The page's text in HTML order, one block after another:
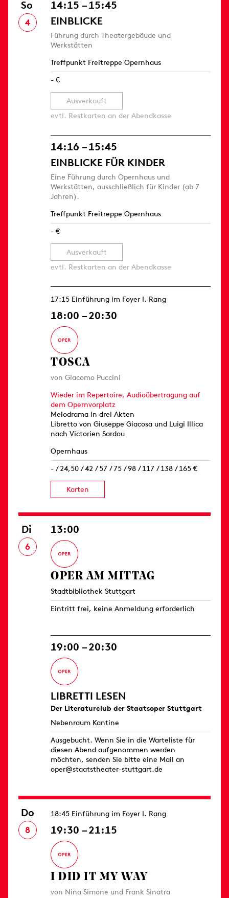
So
4
14:15 – 15:45
EINBLICKE
Führung durch Theatergebäude und
Werkstätten
Treffpunkt Freitreppe Opernhaus
- €
Ausverkauft
evtl. Restkarten an der Abendkasse
14:16 – 15:45
EINBLICKE FÜR KINDER
Eine Führung durch Opernhaus und
Werkstätten, ausschließlich für Kinder (ab 7
Jahren).
Treffpunkt Freitreppe Opernhaus
- €
Ausverkauft
evtl. Restkarten an der Abendkasse
17:15 Einführung im Foyer I. Rang
18:00 – 20:30
TOSCA
von Giacomo Puccini
Wieder im Repertoire, Audioübertragung auf
dem Opernvorplatz
Melodrama in drei Akten
Libretto von Giuseppe Giacosa und Luigi Illica
nach Victorien Sardou
Opernhaus
- / 24,50 / 42 / 57 / 75 / 98 / 117 / 138 / 165 €
Karten
Di
6
13:00
OPER AM MITTAG
Stadtbibliothek Stuttgart
Eintritt frei, keine Anmeldung erforderlich
19:00 – 20:30
LIBRETTI LESEN
Der Literaturclub der Staatsoper Stuttgart
Nebenraum Kantine
Ausgebucht. Wenn Sie in die Warteliste für
diesen Abend aufgenommen werden
möchten, senden Sie bitte eine Mail an
oper@staatstheater-stuttgart.de
Do
8
18:45 Einführung im Foyer I. Rang
19:30 – 21:15
I DID IT MY WAY
von Nina Simone und Frank Sinatra